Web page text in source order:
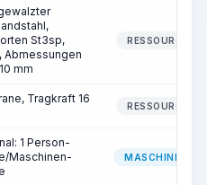
St3sp,
Abmessungen
mm
RESSOURCE
Tragkraft 16
RESSOURCE
1 Person-
Maschinen-
MASCHINIST